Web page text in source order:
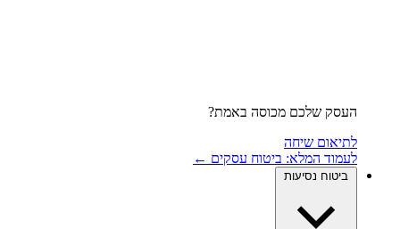
העסק שלכם מכוסה באמת?
לתיאום שיחה
לעמוד המלא: ביטוח עסקים ←
ביטוח נסיעות